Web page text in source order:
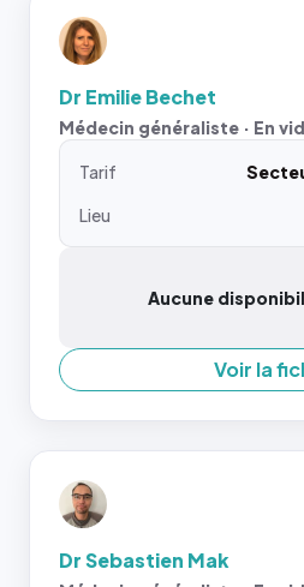
Dr Emilie Bechet
Médecin généraliste · En
Tarif
Lieu
Aucune
Voir la
Dr Sebastien Mak